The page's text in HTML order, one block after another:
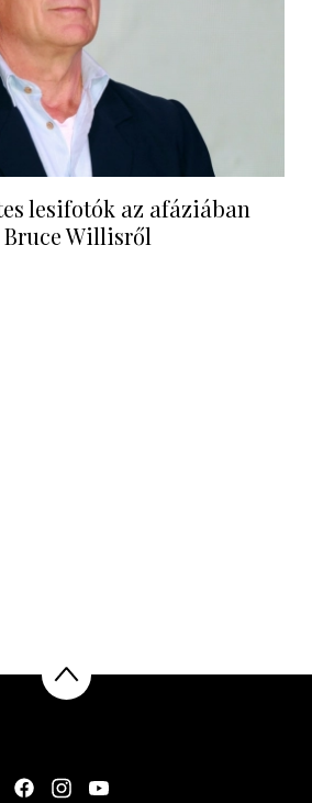
lesifotók az afáziában
Bruce Willisről